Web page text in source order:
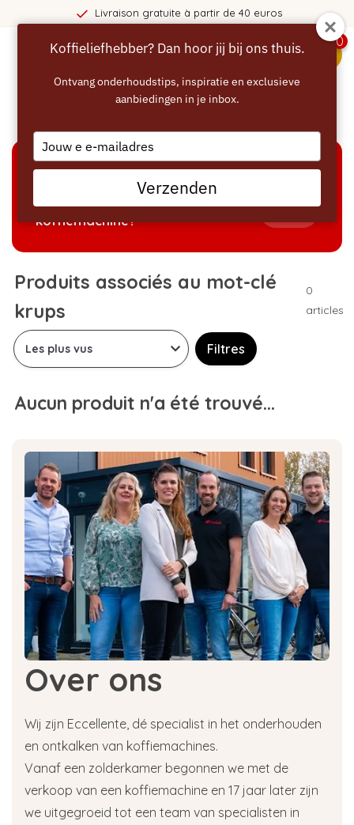
Livraison gratuite à partir de 40 euros
0
Welke producten passen bij mijn
koffiemachine?
Produits associés au mot-clé
krups
0
articles
Filtres
Aucun produit n'a été trouvé...
Over ons
Wij zijn Eccellente, dé specialist in het onderhouden
en ontkalken van koffiemachines.
Vanaf een zolderkamer begonnen we met de
verkoop van een koffiemachine en 17 jaar later zijn
we uitgegroeid tot een team van specialisten in
Koffieliefhebber? Dan hoor jij bij ons thuis.
Ontvang onderhoudstips, inspiratie en exclusieve
aanbiedingen in je inbox.
Type
your
email
Verzenden